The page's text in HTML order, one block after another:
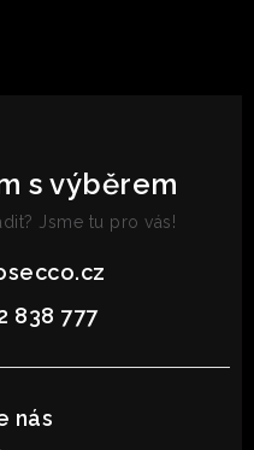
s výběrem
Jsme tu pro vás!
838 777